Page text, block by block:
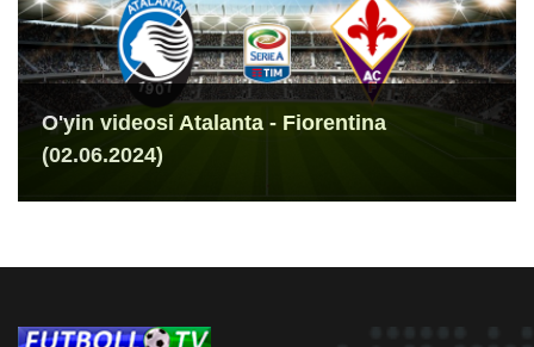
O'yin videosi Atalanta - Fiorentina
(02.06.2024)